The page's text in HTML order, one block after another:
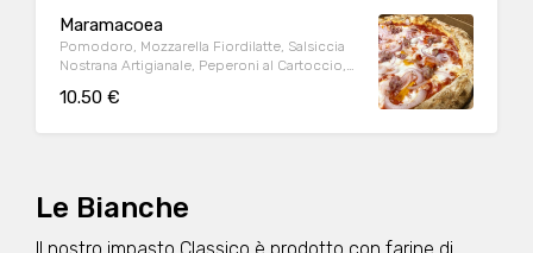
Maramacoea
Pomodoro, Mozzarella Fiordilatte, Salsiccia
Nostrana Artigianale, Peperoni al Cartoccio,
10.50 €
Le Bianche